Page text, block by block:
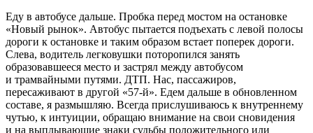
Еду в автобусе дальше. Пробка перед мостом на остановке
«Новый рынок». Автобус пытается подъехать с левой полосы
дороги к остановке и таким образом встает поперек дороги.
Слева, водитель легковушки поторопился занять
образовавшееся место и застрял между автобусом
и трамвайными путями. ДТП. Нас, пассажиров,
пересаживают в другой «57-й». Едем дальше в обновленном
составе, я размышляю. Всегда прислушиваюсь к внутреннему
чутью, к интуиции, обращаю внимание на свои сновидения
и на выплывающие знаки судьбы положительного или